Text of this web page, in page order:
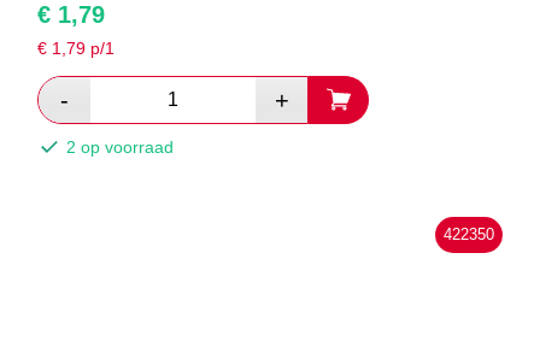
€ 1,79
€ 1,79 p/1
2 op voorraad
422350